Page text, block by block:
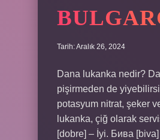
Tarih: Aralık 26, 2024
Dana lukanka nedir?
pişirmeden de
potasyum nitrat, şeker
lukanka, çiğ olarak
[dobre] – İyi. Бива